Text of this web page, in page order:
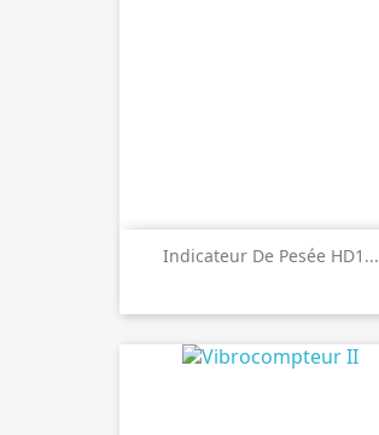
Indicateur De Pesée HD1...